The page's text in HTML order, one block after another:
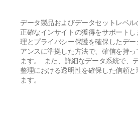
データ製品およびデータセットレベル
正確なインサイトの獲得をサポート
理とプライバシー保護を確保したデ
アンスに準拠した方法で、確信を持
ます。 また、詳細なデータ系統で、
整理における透明性を確保した信頼と
ます。